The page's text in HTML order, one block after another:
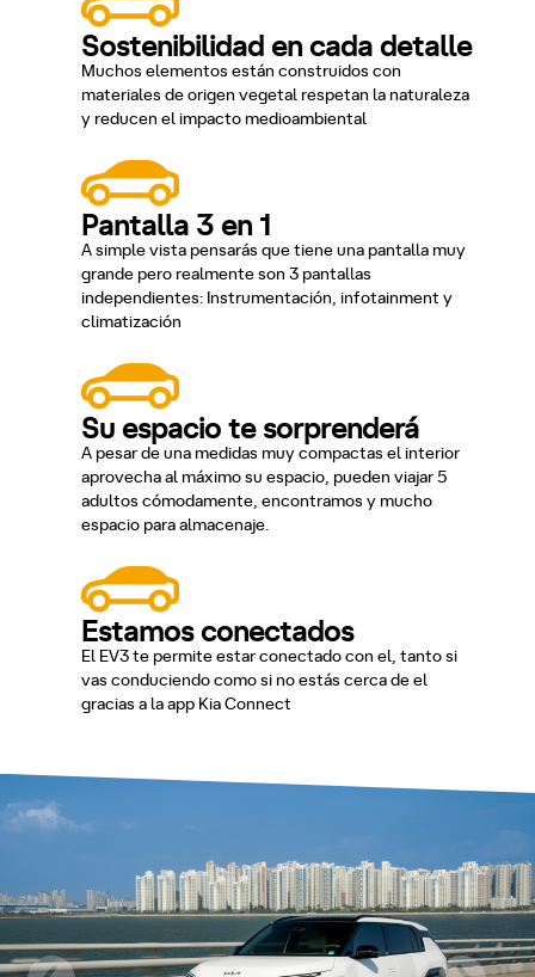
Sostenibilidad en cada detalle
Muchos elementos están construidos con
materiales de origen vegetal respetan la naturaleza
y reducen el impacto medioambiental
Pantalla 3 en 1
A simple vista pensarás que tiene una pantalla muy
grande pero realmente son 3 pantallas
independientes: Instrumentación, infotainment y
climatización
Su espacio te sorprenderá
A pesar de una medidas muy compactas el interior
aprovecha al máximo su espacio, pueden viajar 5
adultos cómodamente, encontramos y mucho
espacio para almacenaje.
Estamos conectados
El EV3 te permite estar conectado con el, tanto si
vas conduciendo como si no estás cerca de el
gracias a la app Kia Connect